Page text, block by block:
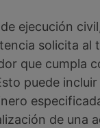
ejecución
solicita al
que cumpla
puede
de una